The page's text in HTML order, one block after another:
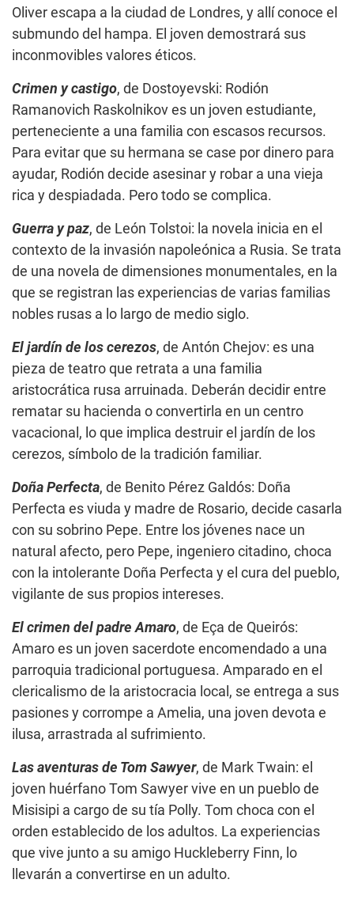
Oliver escapa a la ciudad de Londres, y allí conoce el
submundo del hampa. El joven demostrará sus
inconmovibles valores éticos.
Crimen y castigo, de Dostoyevski: Rodión
Ramanovich Raskolnikov es un joven estudiante,
perteneciente a una familia con escasos recursos.
Para evitar que su hermana se case por dinero para
ayudar, Rodión decide asesinar y robar a una vieja
rica y despiadada. Pero todo se complica.
Guerra y paz, de León Tolstoi: la novela inicia en el
contexto de la invasión napoleónica a Rusia. Se trata
de una novela de dimensiones monumentales, en la
que se registran las experiencias de varias familias
nobles rusas a lo largo de medio siglo.
El jardín de los cerezos, de Antón Chejov: es una
pieza de teatro que retrata a una familia
aristocrática rusa arruinada. Deberán decidir entre
rematar su hacienda o convertirla en un centro
vacacional, lo que implica destruir el jardín de los
cerezos, símbolo de la tradición familiar.
Doña Perfecta, de Benito Pérez Galdós: Doña
Perfecta es viuda y madre de Rosario, decide casarla
con su sobrino Pepe. Entre los jóvenes nace un
natural afecto, pero Pepe, ingeniero citadino, choca
con la intolerante Doña Perfecta y el cura del pueblo,
vigilante de sus propios intereses.
El crimen del padre Amaro, de Eça de Queirós:
Amaro es un joven sacerdote encomendado a una
parroquia tradicional portuguesa. Amparado en el
clericalismo de la aristocracia local, se entrega a sus
pasiones y corrompe a Amelia, una joven devota e
ilusa, arrastrada al sufrimiento.
Las aventuras de Tom Sawyer, de Mark Twain: el
joven huérfano Tom Sawyer vive en un pueblo de
Misisipi a cargo de su tía Polly. Tom choca con el
orden establecido de los adultos. La experiencias
que vive junto a su amigo Huckleberry Finn, lo
llevarán a convertirse en un adulto.